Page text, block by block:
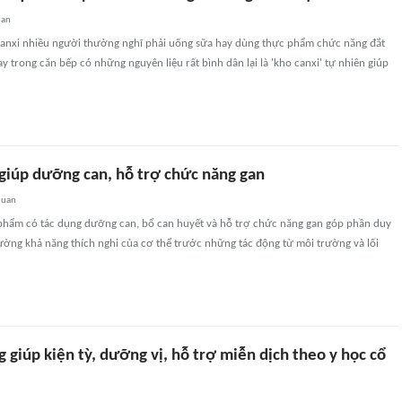
nhiều người thường nghĩ phải uống sữa hay dùng thực phẩm chức năng đắt
trong căn bếp có những nguyên liệu rất bình dân lại là 'kho canxi' tự nhiên giúp
dưỡng can, hỗ trợ chức năng gan
có tác dụng dưỡng can, bổ can huyết và hỗ trợ chức năng gan góp phần duy
khả năng thích nghi của cơ thể trước những tác động từ môi trường và lối
giúp kiện tỳ, dưỡng vị, hỗ trợ miễn dịch theo y học cổ